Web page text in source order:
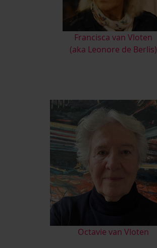
Francisca van Vloten
(aka Leonore de Berlis)
Octavie van Vloten